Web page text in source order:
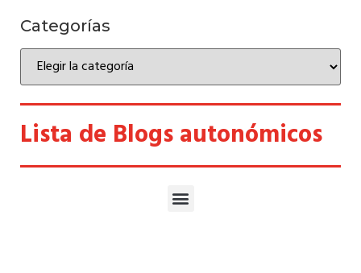
Categorías
Lista de Blogs autonómicos